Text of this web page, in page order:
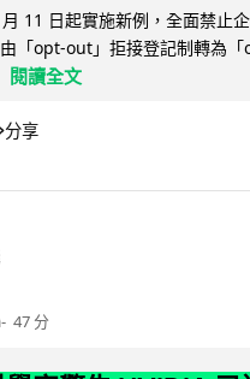
11 日起實施新例，全面禁止
「opt-out」拒接登記制轉為
閱讀全文
分享
47 分